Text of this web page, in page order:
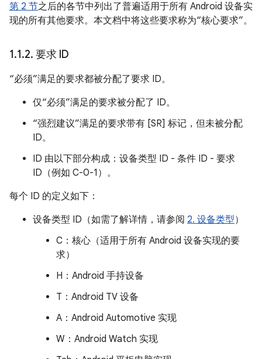
第 2 节之后的各节中列出了普遍适用于所有 Android 设备实
现的所有其他要求。本文档中将这些要求称为“核心要求”。
1.1.2. 要求 ID
“必须”满足的要求都被分配了要求 ID。
仅“必须”满足的要求被分配了 ID。
“强烈建议”满足的要求带有 [SR] 标记，但未被分配
ID。
ID 由以下部分构成：设备类型 ID - 条件 ID - 要求
ID（例如 C-0-1）。
每个 ID 的定义如下：
设备类型 ID（如需了解详情，请参阅 2. 设备类型）
C：核心（适用于所有 Android 设备实现的要
求）
H：Android 手持设备
T：Android TV 设备
A：Android Automotive 实现
W：Android Watch 实现